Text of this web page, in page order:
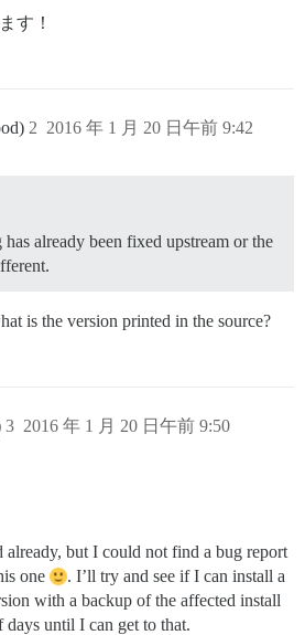
す！
2016 年 1 月 20 日午前 9:42
2
already been fixed upstream or the
is the version printed in the source?
2016 年 1 月 20 日午前 9:50
3
already, but I could not find a bug report
one
. I’ll try and see if I can install a
with a backup of the affected install
until I can get to that.